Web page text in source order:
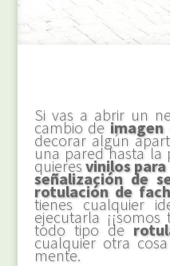
Si vas a abrir un
cambio de
decorar algún
una pared hasta la
quieresvinilos para
señalización de
rotulación de
tienes cualquier
ejecutarla
todo tipo de
cualquier otra
mente.